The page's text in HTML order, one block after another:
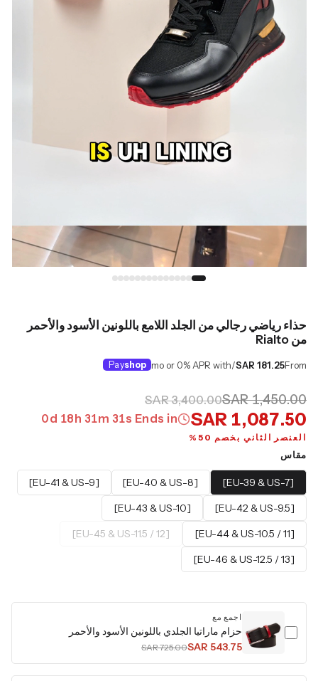
حذاء رياضي رجالي من الجلد اللامع باللونين الأسود والأحمر
من Rialto
From
SAR 181.25
/mo or 0% APR with
shop
Pay
SAR 1,450.00
SAR 3,400.00
SAR 1,087.50
Ends in
0d 18h 31m 30s
العنصر الثاني بخصم 50%
مقاس
[EU-39 & US-7]
[EU-40 & US-8]
[EU-41 & US-9]
[EU-42 & US-9.5]
[EU-43 & US-10]
[EU-44 & US-10.5 / 11]
[EU-45 & US-11.5 / 12]
[EU-46 & US-12.5 / 13]
اجمع مع
حزام ماراتيا الجلدي باللونين الأسود والأحمر
SAR 543.75
SAR 725.00